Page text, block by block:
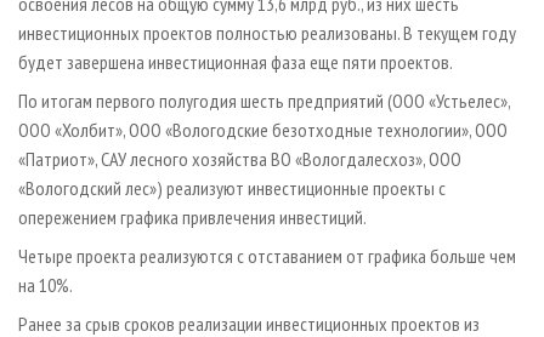
инвестиционных проектов полностью реализованы. В текущем году
будет завершена инвестиционная фаза еще пяти проектов.
По итогам первого полугодия шесть предприятий (ООО «Устьелес»,
ООО «Холбит», ООО «Вологодские безотходные технологии», ООО
«Патриот», САУ лесного хозяйства ВО «Вологдалесхоз», ООО
«Вологодский лес») реализуют инвестиционные проекты с
опережением графика привлечения инвестиций.
Четыре проекта реализуются с отставанием от графика больше чем
на 10%.
Ранее за срыв сроков реализации инвестиционных проектов из